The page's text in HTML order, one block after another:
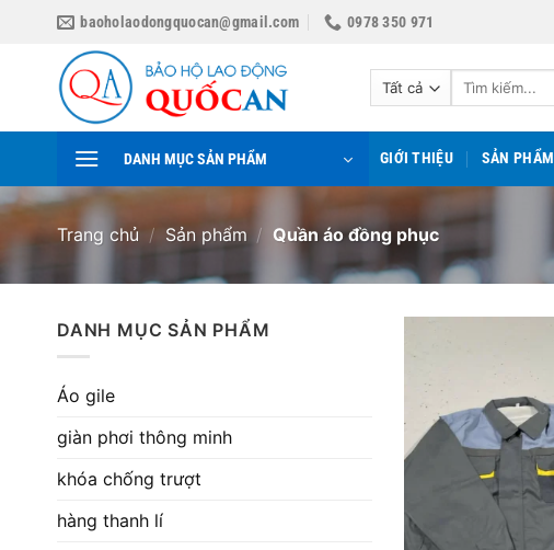
baoholaodongquocan@gmail.com 0978 350 971
Tìm
DANH MỤC SẢN PHẨM GIỚI THIỆU SẢN PHẨM
Trang chủ / Sản phẩm / Quần áo đồng phục
DANH MỤC SẢN PHẨM
Áo gile
giàn phơi thông minh
khóa chống trượt
hàng thanh lí